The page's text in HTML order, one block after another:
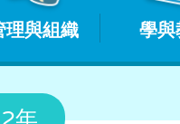
理與組織 學與